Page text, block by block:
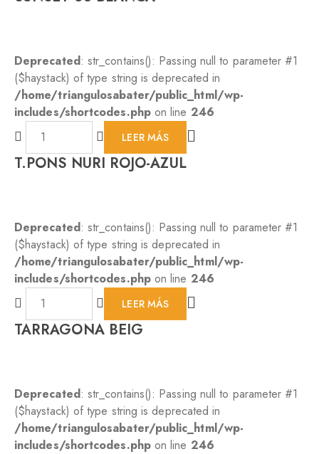
Deprecated: str_contains(): Passing null to parameter #1
($haystack) of type string is deprecated in
/home/triangulosabater/public_html/wp-
includes/shortcodes.phpon line 246
LEER MÁS
T.PONS NURI ROJO-AZUL
Deprecated: str_contains(): Passing null to parameter #1
($haystack) of type string is deprecated in
/home/triangulosabater/public_html/wp-
includes/shortcodes.phpon line 246
LEER MÁS
TARRAGONA BEIG
Deprecated: str_contains(): Passing null to parameter #1
($haystack) of type string is deprecated in
/home/triangulosabater/public_html/wp-
includes/shortcodes.phpon line 246